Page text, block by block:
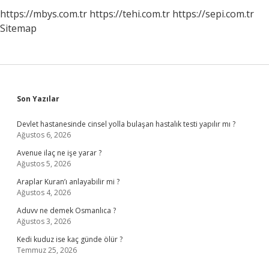
https://mbys.com.tr https://tehi.com.tr https://sepi.com.tr
Sitemap
Sidebar
Son Yazılar
Devlet hastanesinde cinsel yolla bulaşan hastalık testi yapılır mı ?
Ağustos 6, 2026
Avenue ilaç ne işe yarar ?
Ağustos 5, 2026
Araplar Kuran’ı anlayabilir mi ?
Ağustos 4, 2026
Aduvv ne demek Osmanlıca ?
Ağustos 3, 2026
Kedi kuduz ise kaç günde ölür ?
Temmuz 25, 2026